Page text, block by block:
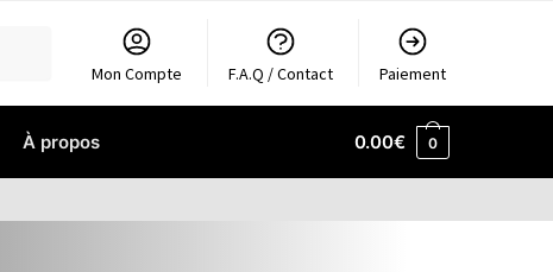
Mon Compte F.A.Q / Contact Paiement
À propos 0.00€ 0